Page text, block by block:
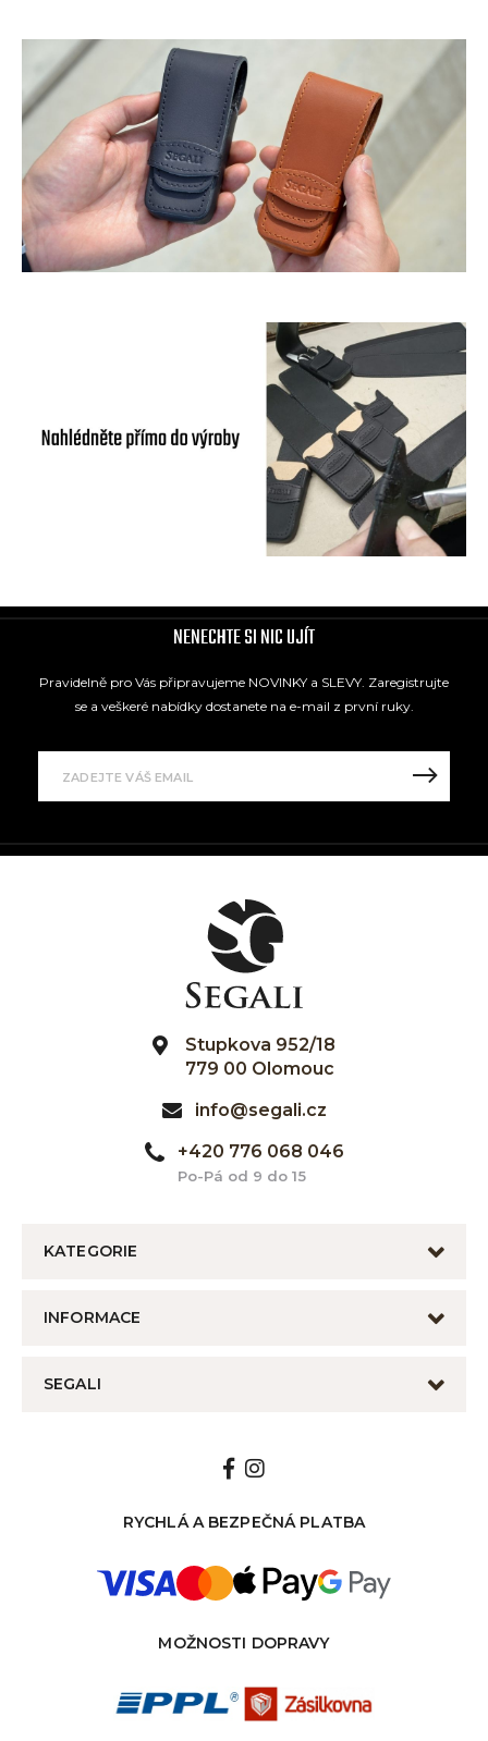
NENECHTE SI NIC UJÍT
Pravidelně pro Vás připravujeme NOVINKY a SLEVY. Zaregistrujte
se a veškeré nabídky dostanete na e-mail z první ruky.
Stupkova 952/18
779 00 Olomouc
info@segali.cz
+420 776 068 046
Po-Pá od 9 do 15
KATEGORIE
INFORMACE
SEGALI
RYCHLÁ A BEZPEČNÁ PLATBA
MOŽNOSTI DOPRAVY